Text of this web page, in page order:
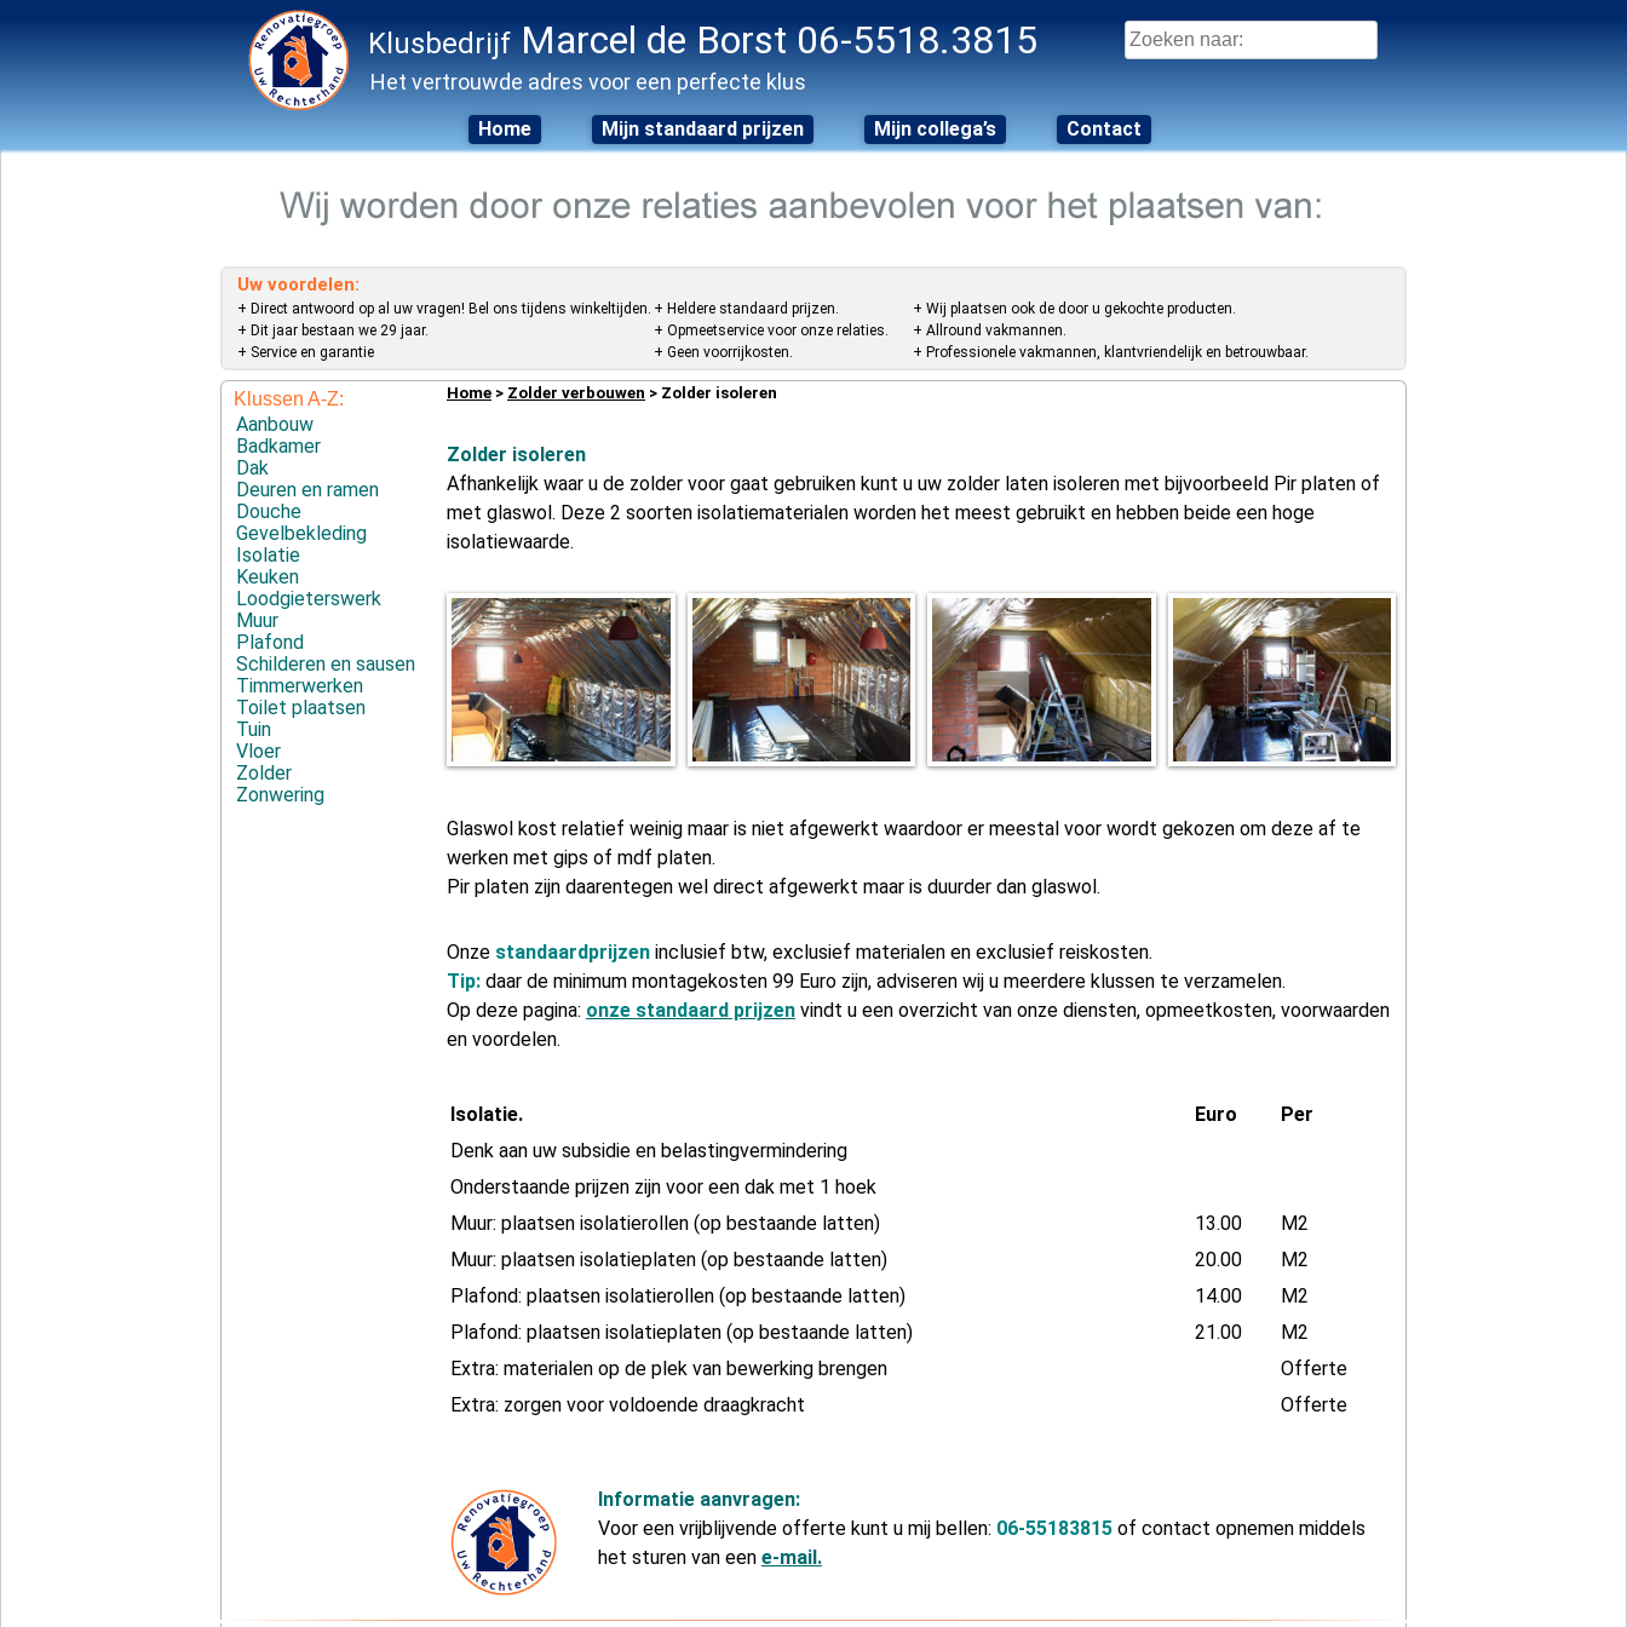
Klusbedrijf Marcel de Borst 06-5518.3815
Het vertrouwde adres voor een perfecte klus
Zoeken
naar:
Home Mijn standaard prijzen Mijn collega’s Contact
Uw voordelen:
+ Direct antwoord op al uw vragen! Bel ons tijdens winkeltijden.
+ Dit jaar bestaan we 29 jaar.
+ Service en garantie
+ Heldere standaard prijzen.
+ Opmeetservice voor onze relaties.
+ Geen voorrijkosten.
+ Wij plaatsen ook de door u gekochte producten.
+ Allround vakmannen.
+ Professionele vakmannen, klantvriendelijk en betrouwbaar.
Klussen A-Z:
Aanbouw
Badkamer
Dak
Deuren en ramen
Douche
Gevelbekleding
Isolatie
Keuken
Loodgieterswerk
Muur
Plafond
Schilderen en sausen
Timmerwerken
Toilet plaatsen
Tuin
Vloer
Zolder
Zonwering
Home > Zolder verbouwen > Zolder isoleren
Zolder isoleren
Afhankelijk waar u de zolder voor gaat gebruiken kunt u uw zolder laten isoleren met bijvoorbeeld Pir platen of
met glaswol. Deze 2 soorten isolatiematerialen worden het meest gebruikt en hebben beide een hoge
isolatiewaarde.
Glaswol kost relatief weinig maar is niet afgewerkt waardoor er meestal voor wordt gekozen om deze af te
werken met gips of mdf platen.
Pir platen zijn daarentegen wel direct afgewerkt maar is duurder dan glaswol.
Onze standaardprijzen inclusief btw, exclusief materialen en exclusief reiskosten.
Tip: daar de minimum montagekosten 99 Euro zijn, adviseren wij u meerdere klussen te verzamelen.
Op deze pagina: onze standaard prijzen vindt u een overzicht van onze diensten, opmeetkosten, voorwaarden
en voordelen.
Isolatie. Euro
Per
Denk aan uw subsidie en belastingvermindering
Onderstaande prijzen zijn voor een dak met 1 hoek
Muur: plaatsen isolatierollen (op bestaande latten)
13.00
M2
Muur: plaatsen isolatieplaten (op bestaande latten)
20.00
M2
Plafond: plaatsen isolatierollen (op bestaande latten)
14.00
M2
Plafond: plaatsen isolatieplaten (op bestaande latten)
21.00
M2
Extra: materialen op de plek van bewerking brengen
Offerte
Extra: zorgen voor voldoende draagkracht
Offerte
Informatie aanvragen:
Voor een vrijblijvende offerte kunt u mij bellen: 06-55183815of contact opnemen middels
het sturen van een e-mail.